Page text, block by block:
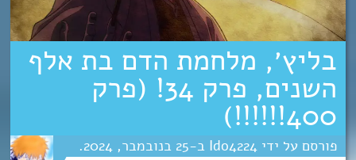
בליץ׳, מלחמת הדם בת אלף
השנים, פרק 34! (פרק
400!!!!!!)
Ido4224
25 נובמבר 2024